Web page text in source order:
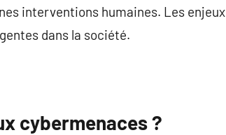
interventions humaines. Les enjeux
dans la société.
cybermenaces ?